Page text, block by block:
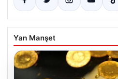
Yan Manşet